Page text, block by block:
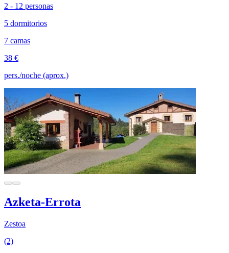
2 - 12 personas
5 dormitorios
7 camas
38 €
pers./noche (aprox.)
Azketa-Errota
Zestoa
(2)